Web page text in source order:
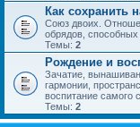
Как сохранить
Союз двоих.
обрядов,
Темы: 2
Рождение и
Зачатие,
гармонии,
воспитание самого
Темы: 2